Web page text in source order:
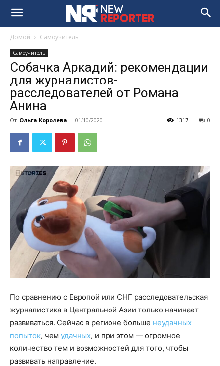
Домой Самоучитель
Самоучитель
Собачка Аркадий: рекомендации
для журналистов-
расследователей от Романа
Анина
От Ольга Королева - 01/10/2020 0
1317
По сравнению с Европой или СНГ расследовательская
журналистика в Центральной Азии только начинает
развиваться. Сейчас в регионе больше неудачных
попыток, чем удачных, и при этом — огромное
количество тем и возможностей для того, чтобы
развивать направление.